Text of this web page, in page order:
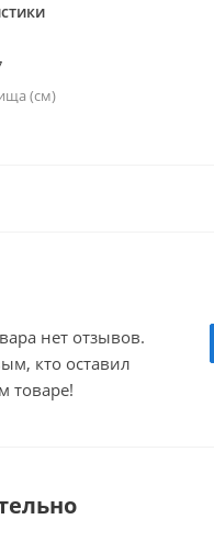
(см)
нет отзывов.
кто оставил
товаре!